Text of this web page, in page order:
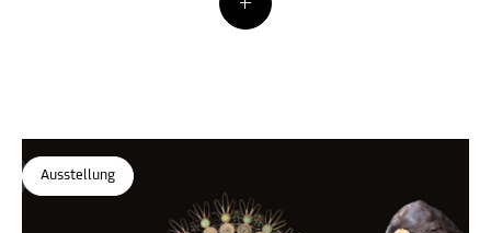
Ausstellung